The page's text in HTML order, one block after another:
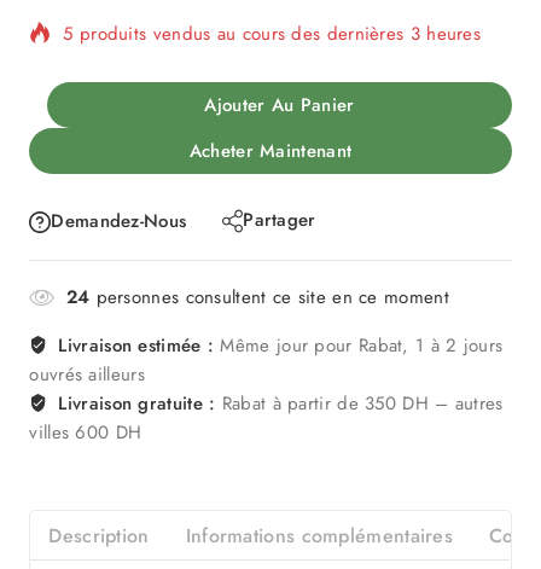
5 produits vendus au cours des dernières 3 heures
Vente rapide ! Plus de 6 personnes ont dans leur
Ajouter Au Panier
Acheter Maintenant
Demandez-Nous Partager
24 personnes consultent ce site en ce moment
Livraison estimée : Même jour pour Rabat, 1 à 2 jours
ouvrés ailleurs
Livraison gratuite : Rabat à partir de 350 DH – autres
villes 600 DH
Description Informations complémentaires